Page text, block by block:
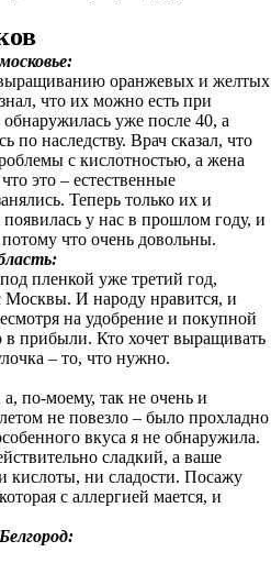
выращиванию оранжевых и желтых
что их можно есть при
уже после 40, а
по наследству. Врач сказал, что
с кислотностью, а жена
это – естественные
Теперь только их и
у нас в прошлом году, и
что очень довольны.
пленкой уже третий год,
Москвы. И народу нравится, и
на удобрение и покупной
в прибыли. Кто хочет выращивать
– то, что нужно.
по-моему, так не очень и
не повезло – было прохладно
вкуса я не обнаружила.
сладкий, а ваше
кислоты, ни сладости. Посажу
с аллергией мается, и